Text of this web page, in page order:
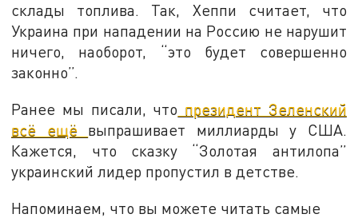
склады топлива. Так, Хеппи считает, что
Украина при нападении на Россию не нарушит
ничего, наоборот, “это будет совершенно
законно”.
Ранее мы писали, что президент Зеленский
всё ещё выпрашивает миллиарды у США.
Кажется, что сказку “Золотая антилопа”
украинский лидер пропустил в детстве.
Напоминаем, что вы можете читать самые